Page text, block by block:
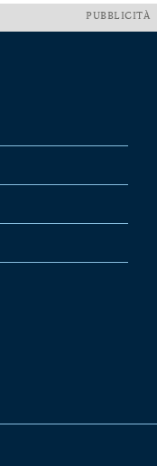
PUBBLICITÀ